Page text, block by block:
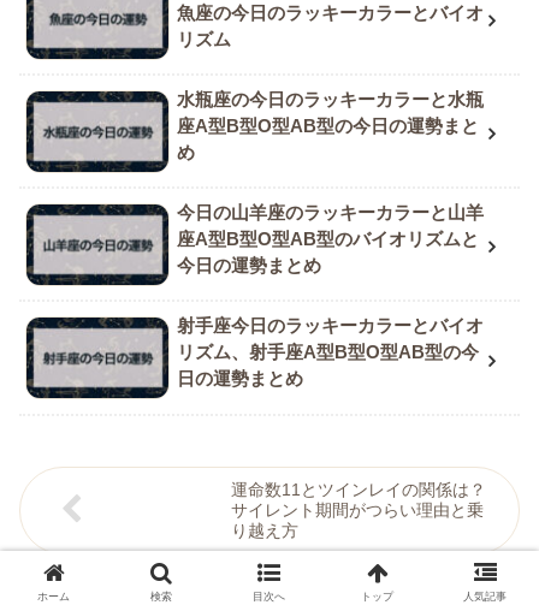
魚座の今日のラッキーカラーとバイオ
リズム
水瓶座の今日のラッキーカラーと水瓶
座A型B型O型AB型の今日の運勢まと
め
今日の山羊座のラッキーカラーと山羊
座A型B型O型AB型のバイオリズムと
今日の運勢まとめ
射手座今日のラッキーカラーとバイオ
リズム、射手座A型B型O型AB型の今
日の運勢まとめ
運命数11とツインレイの関係は？
サイレント期間がつらい理由と乗
り越え方
ツインレイ男性から溺愛される理
由と溺愛される方法
ホーム 検索 目次へ トップ 人気記事